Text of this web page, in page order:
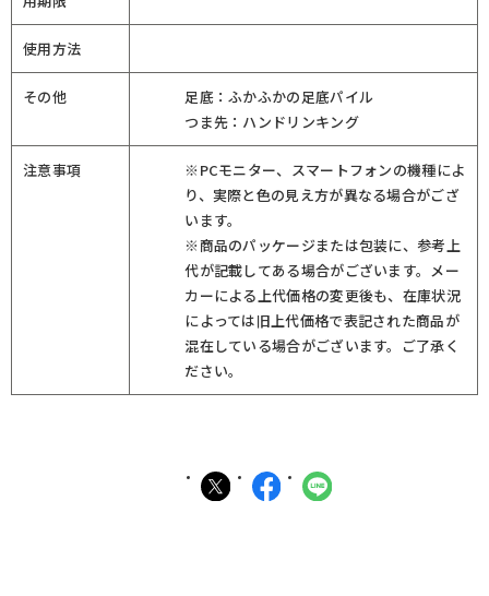
使用方法
その他
足底：ふかふかの足底パイル
つま先：ハンドリンキング
注意事項
※PCモニター、スマートフォンの機種によ
り、実際と色の見え方が異なる場合がござ
います。
※商品のパッケージまたは包装に、参考上
代が記載してある場合がございます。メー
カーによる上代価格の変更後も、在庫状況
によっては旧上代価格で表記された商品が
混在している場合がございます。ご了承く
ださい。